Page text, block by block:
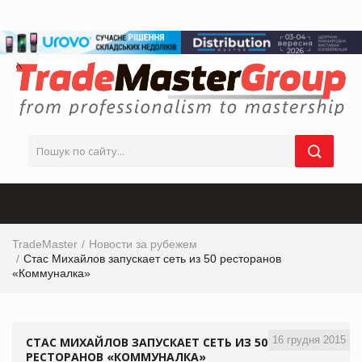
TradeMaster
Новости за рубежем
Стас Михайлов запускает сеть из 50 ресторанов
«Коммуналка»
16 грудня 2015
СТАС МИХАЙЛОВ ЗАПУСКАЕТ СЕТЬ ИЗ 50
РЕСТОРАНОВ «КОММУНАЛКА»